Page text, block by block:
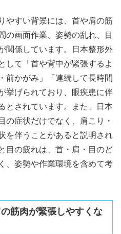
やすい背景には、首や肩の筋
の画面作業、姿勢の乱れ、目
関係しています。日本整形外
して「首や背中が緊張するよ
前かがみ」「連続して長時間
挙げられており、眼疾患に伴
とされています。また、日本
の症状だけでなく、肩こり・
を伴うことがあると説明され
目の疲れは、首・肩・目のど
、姿勢や作業環境を含めて考
筋肉が緊張しやすくな